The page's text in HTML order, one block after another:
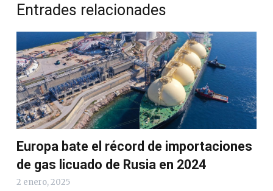
Entrades relacionades
Europa bate el récord de importaciones
de gas licuado de Rusia en 2024
2 enero, 2025